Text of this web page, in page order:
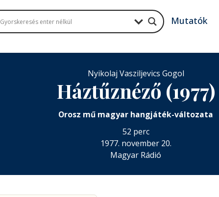
Mutatók
Nyikolaj Vasziljevics Gogol
Háztűznéző (1977)
Orosz mű magyar hangjáték-változata
52 perc
1977. november 20.
Magyar Rádió